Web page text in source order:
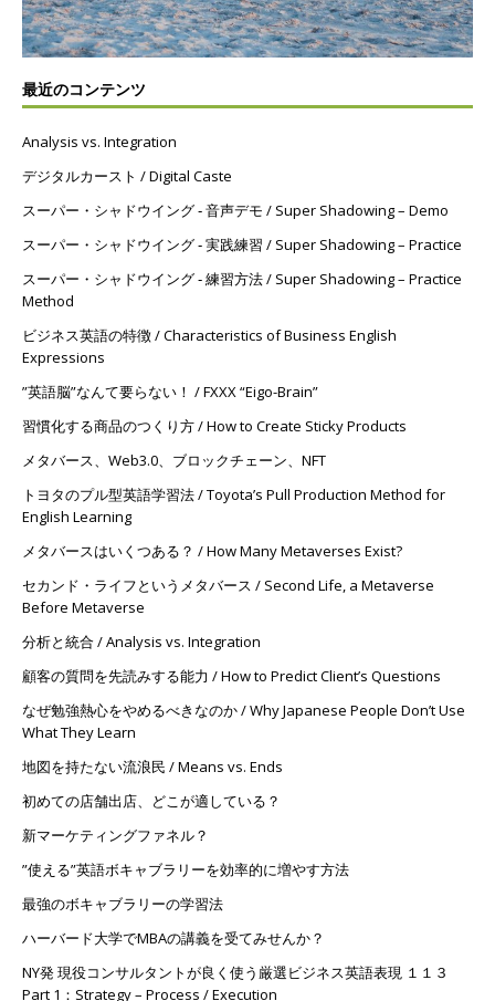
最近のコンテンツ
Analysis vs. Integration
デジタルカースト / Digital Caste
スーパー・シャドウイング ‐ 音声デモ / Super Shadowing – Demo
スーパー・シャドウイング ‐ 実践練習 / Super Shadowing – Practice
スーパー・シャドウイング ‐ 練習方法 / Super Shadowing – Practice
Method
ビジネス英語の特徴 / Characteristics of Business English
Expressions
”英語脳”なんて要らない！ / FXXX “Eigo-Brain”
習慣化する商品のつくり方 / How to Create Sticky Products
メタバース、Web3.0、ブロックチェーン、NFT
トヨタのプル型英語学習法 / Toyota’s Pull Production Method for
English Learning
メタバースはいくつある？ / How Many Metaverses Exist?
セカンド・ライフというメタバース / Second Life, a Metaverse
Before Metaverse
分析と統合 / Analysis vs. Integration
顧客の質問を先読みする能力 / How to Predict Client’s Questions
なぜ勉強熱心をやめるべきなのか / Why Japanese People Don’t Use
What They Learn
地図を持たない流浪民 / Means vs. Ends
初めての店舗出店、どこが適している？
新マーケティングファネル？
”使える”英語ボキャブラリーを効率的に増やす方法
最強のボキャブラリーの学習法
ハーバード大学でMBAの講義を受てみせんか？
NY発 現役コンサルタントが良く使う厳選ビジネス英語表現 １１３
Part 1：Strategy – Process / Execution